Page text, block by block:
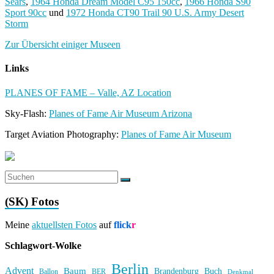
Sport 90cc und 1972 Honda CT90 Trail 90 U.S. Army Desert
Storm
Zur Übersicht einiger Museen
Links
PLANES OF FAME – Valle, AZ Location
Sky-Flash: Planes of Fame Air Museum Arizona
Target Aviation Photography: Planes of Fame Air Museum
(SK) Fotos
Meine aktuellsten Fotos aufflickr
Schlagwort-Wolke
Advent Ballon Baum BER Berlin Brandenburg Buch Denkmal